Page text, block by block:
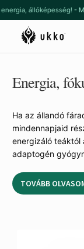
Ugrás
a
navigációhoz
Kilépés
a
tartalomba
állóképesség! -
Ha az állandó
mindennapjaid
energizáló teáktól
adaptogén
TOVÁBB
Energia,